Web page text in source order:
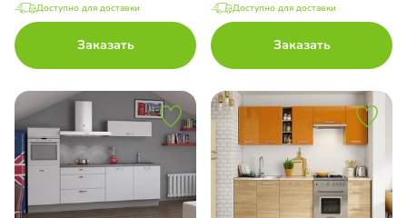
Доступно для доставки
Заказать
Доступно для доставки
Заказать